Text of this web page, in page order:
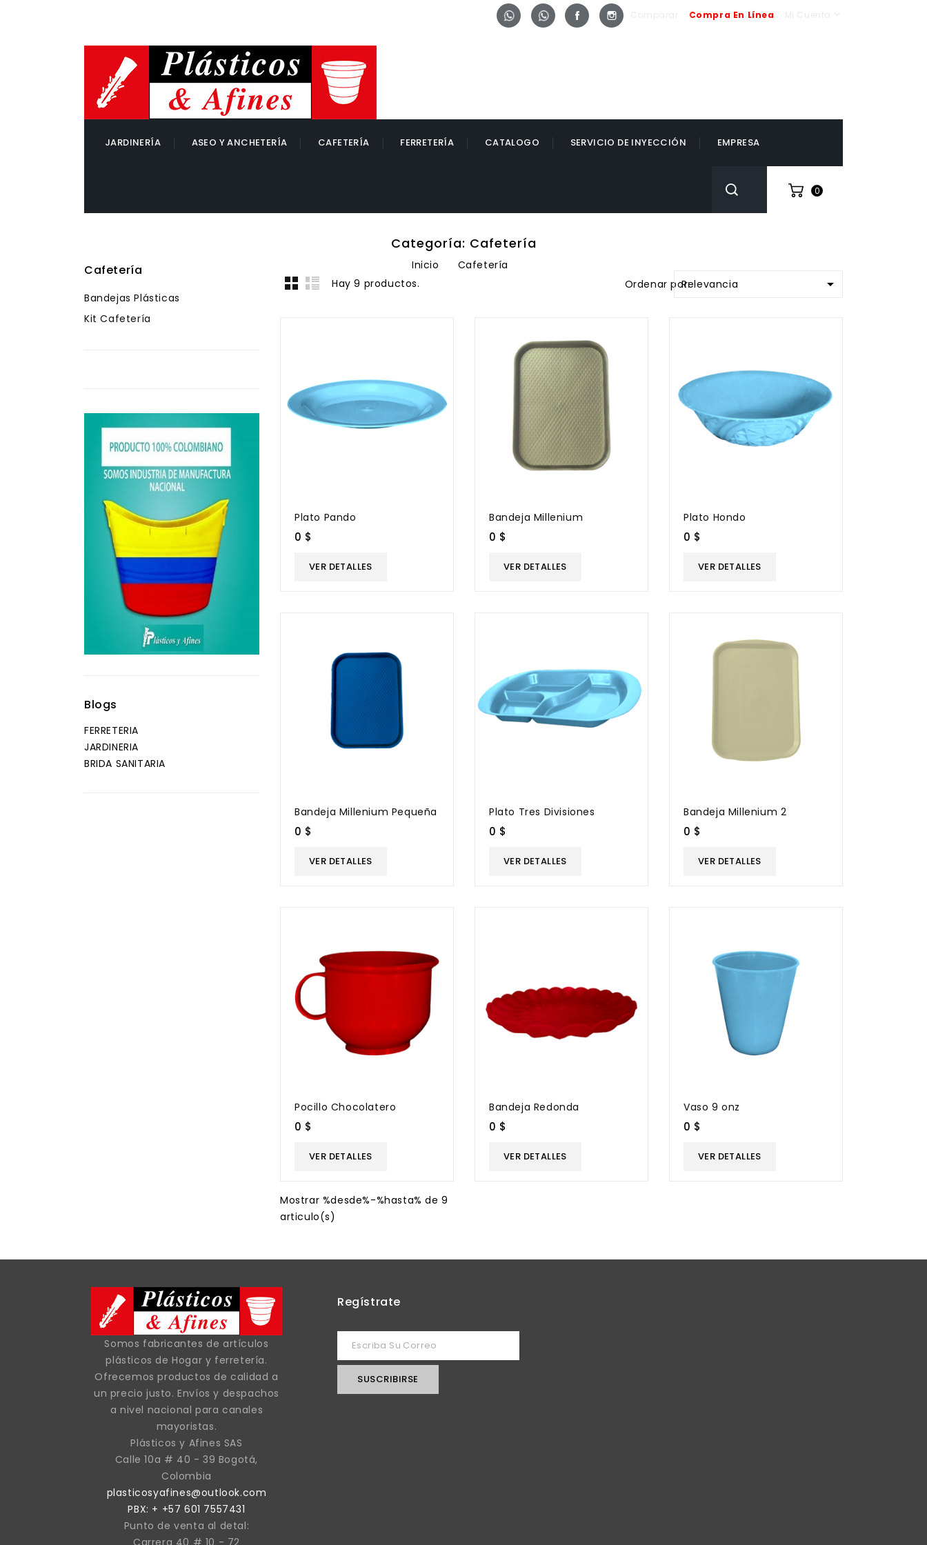
Compra En Línea
WhatsappWhatsappFacebookInstagram
JARDINERÍA ASEO Y ANCHETERÍA CAFETERÍA FERRETERÍA CATALOGO SERVICIO DE INYECCIÓN EMPRESA
0
Categoría: Cafetería
Inicio Cafetería
Cafetería
Bandejas Plásticas
Kit Cafetería
Blogs
FERRETERIA
JARDINERIA
BRIDA SANITARIA
Hay 9 productos. Ordenar por:Relevancia 
Plato Pando
0 $
VER DETALLES
Bandeja Millenium
0 $
VER DETALLES
Plato Hondo
0 $
VER DETALLES
Bandeja Millenium Pequeña
0 $
VER DETALLES
Plato Tres Divisiones
0 $
VER DETALLES
Bandeja Millenium 2
0 $
VER DETALLES
Pocillo Chocolatero
0 $
VER DETALLES
Bandeja Redonda
0 $
VER DETALLES
Vaso 9 onz
0 $
VER DETALLES
Mostrar %desde%-%hasta% de 9
articulo(s)
Somos fabricantes de artículos
plásticos de Hogar y ferretería.
Ofrecemos productos de calidad a
un precio justo. Envíos y despachos
a nivel nacional para canales
mayoristas.
Plásticos y Afines SAS
Calle 10a # 40 - 39 Bogotá,
Colombia
plasticosyafines@outlook.com
PBX: + +57 601 7557431
Punto de venta al detal:
Carrera 40 # 10 - 72
Regístrate